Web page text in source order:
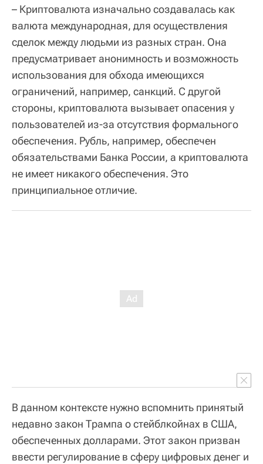
– Криптовалюта изначально создавалась как
валюта международная, для осуществления
сделок между людьми из разных стран. Она
предусматривает анонимность и возможность
использования для обхода имеющихся
ограничений, например, санкций. С другой
стороны, криптовалюта вызывает опасения у
пользователей из-за отсутствия формального
обеспечения. Рубль, например, обеспечен
обязательствами Банка России, а криптовалюта
не имеет никакого обеспечения. Это
принципиальное отличие.
В данном контексте нужно вспомнить принятый
недавно закон Трампа о стейблкойнах в США,
обеспеченных долларами. Этот закон призван
ввести регулирование в сферу цифровых денег и